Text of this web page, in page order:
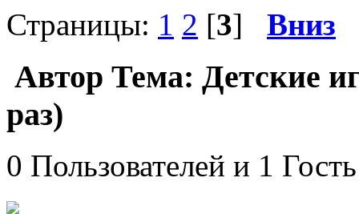
Страницы: 1 2 [3] Вниз
Автор Тема: Детские
раз)
0 Пользователей и 1